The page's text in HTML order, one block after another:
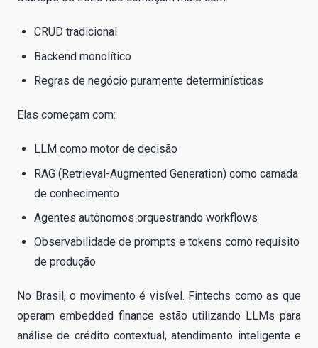
CRUD tradicional
Backend monolítico
Regras de negócio puramente determinísticas
Elas começam com:
LLM como motor de decisão
RAG (Retrieval-Augmented Generation) como camada
de conhecimento
Agentes autônomos orquestrando workflows
Observabilidade de prompts e tokens como requisito
de produção
No Brasil, o movimento é visível. Fintechs como as que
operam embedded finance estão utilizando LLMs para
análise de crédito contextual, atendimento inteligente e